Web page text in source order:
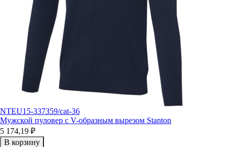
NTEU15-337359/cat-36
Мужской пуловер с V-образным вырезом Stanton
5 174,19 ₽
В корзину